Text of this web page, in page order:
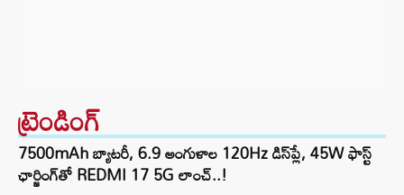
ట్రెండింగ్‌
7500mAh బ్యాటరీ, 6.9 అంగుళాల 120Hz డిస్‌ప్లే, 45W ఫాస్ట్
ఛార్జింగ్‌తో REDMI 17 5G లాంచ్..!